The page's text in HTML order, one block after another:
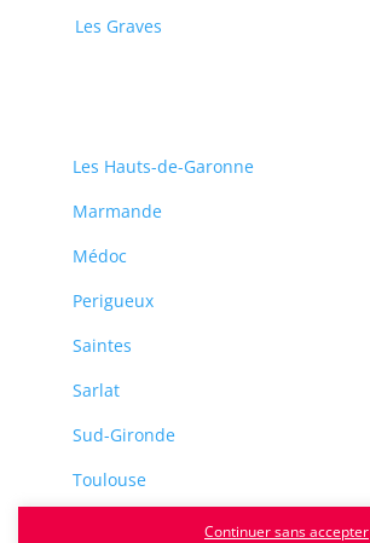
Les Graves
Les Hauts-de-Garonne
Marmande
Médoc
Perigueux
Saintes
Sarlat
Sud-Gironde
Toulouse
Continuer sans accepter